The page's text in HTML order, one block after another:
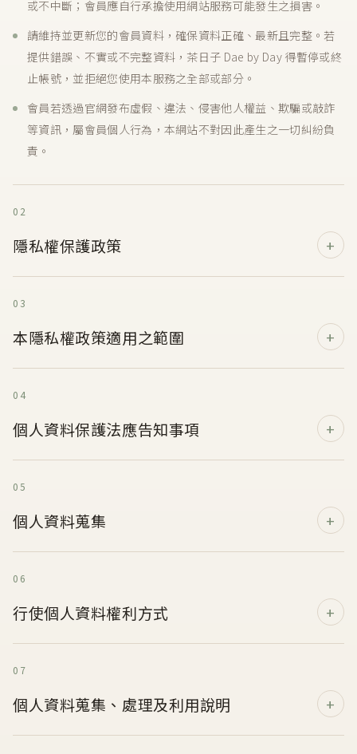
或不中斷；會員應自行承擔使用網站服務可能發生之損害。
請維持並更新您的會員資料，確保資料正確、最新且完整。若
提供錯誤、不實或不完整資料，茶日子 Dae by Day 得暫停或終
止帳號，並拒絕您使用本服務之全部或部分。
會員若透過官網發布虛假、違法、侵害他人權益、欺騙或敲詐
等資訊，屬會員個人行為，本網站不對因此產生之一切糾紛負
責。
02
隱私權保護政策
03
本隱私權政策適用之範圍
04
個人資料保護法應告知事項
05
個人資料蒐集
06
行使個人資料權利方式
07
個人資料蒐集、處理及利用說明